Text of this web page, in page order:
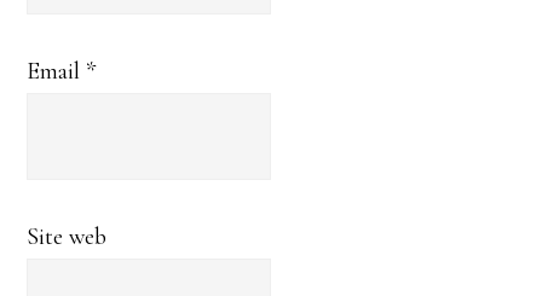
Email *
Site web